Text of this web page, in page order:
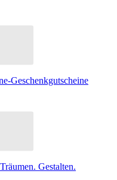
Geschenkgutscheine
Gestalten.